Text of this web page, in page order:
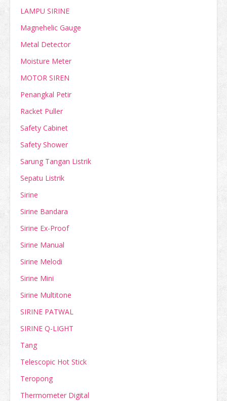
LAMPU SIRINE
Magnehelic Gauge
Metal Detector
Moisture Meter
MOTOR SIREN
Penangkal Petir
Racket Puller
Safety Cabinet
Safety Shower
Sarung Tangan Listrik
Sepatu Listrik
Sirine
Sirine Bandara
Sirine Ex-Proof
Sirine Manual
Sirine Melodi
Sirine Mini
Sirine Multitone
SIRINE PATWAL
SIRINE Q-LIGHT
Tang
Telescopic Hot Stick
Teropong
Thermometer Digital